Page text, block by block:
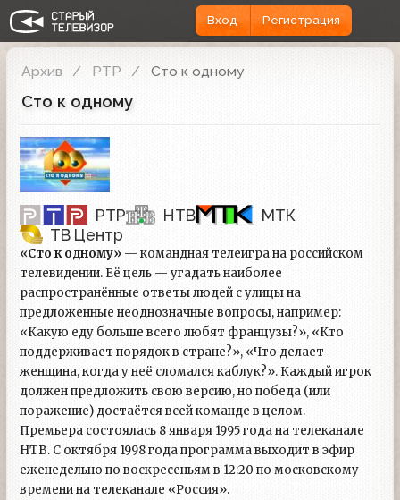
Вход Регистрация
Архив РТР Сто к одному
Сто к одному
РТР НТВ
МТК
ТВ Центр
«Сто к одному» — командная телеигра на российском
телевидении. Её цель — угадать наиболее
распространённые ответы людей с улицы на
предложенные неоднозначные вопросы, например:
«Какую еду больше всего любят французы?», «Кто
поддерживает порядок в стране?», «Что делает
женщина, когда у неё сломался каблук?». Каждый игрок
должен предложить свою версию, но победа (или
поражение) достаётся всей команде в целом.
Премьера состоялась 8 января 1995 года на телеканале
НТВ. С октября 1998 года программа выходит в эфир
еженедельно по воскресеньям в 12:20 по московскому
времени на телеканале «Россия».